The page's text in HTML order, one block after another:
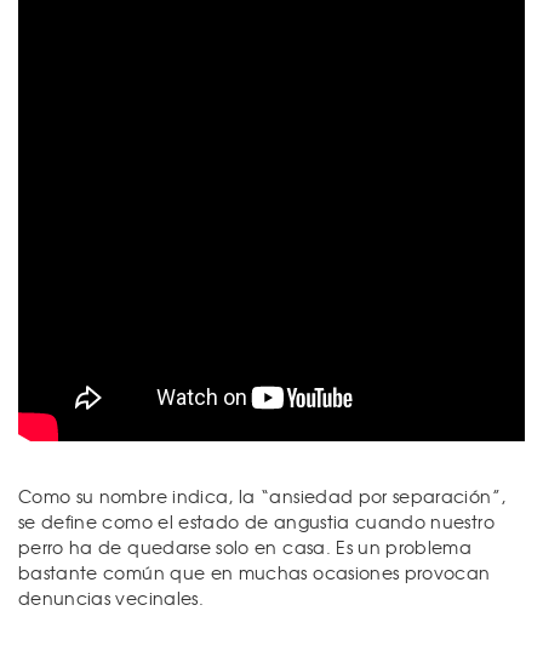
Como su nombre indica, la “ansiedad por separación”,
se define como el estado de angustia cuando nuestro
perro ha de quedarse solo en casa. Es un problema
bastante común que en muchas ocasiones provocan
denuncias vecinales.